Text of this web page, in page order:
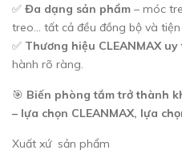
✅ Đa dạng sản phẩm – móc
treo... tất cả đều đồng bộ và tiện
✅ Thương hiệu CLEANMAX uy
hành rõ ràng.
🎯 Biến phòng tắm trở thành
– lựa chọn CLEANMAX, lựa
Xuất xứ sản phẩm